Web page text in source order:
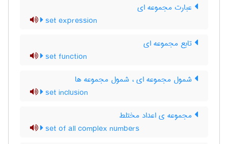
عبارت مجموعه ای
set expression
تابع مجموعه ای
set function
شمول مجموعه ای ، شمول مجموعه ها
set inclusion
مجموعه ی اعداد مختلط
set of all complex numbers